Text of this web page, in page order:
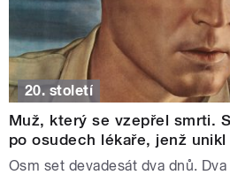
20. století
Muž, který se vzepřel smrti.
po osudech lékaře, jenž
Osm set devadesát dva dnů.